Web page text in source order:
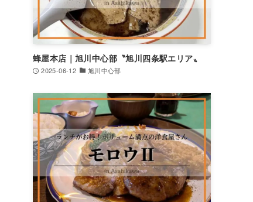
蜂屋本店｜旭川中心部〝旭川四条駅エリア〟
2025-06-12 旭川中心部